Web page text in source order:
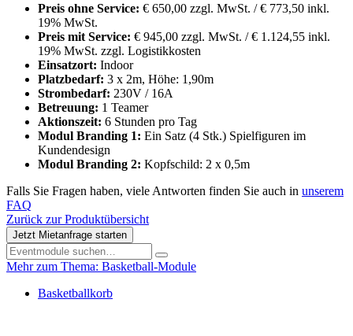
Preis ohne Service: € 650,00 zzgl. MwSt. / € 773,50 inkl.
19% MwSt.
Preis mit Service: € 945,00 zzgl. MwSt. / € 1.124,55 inkl.
19% MwSt. zzgl. Logistikkosten
Einsatzort: Indoor
Platzbedarf: 3 x 2m, Höhe: 1,90m
Strombedarf: 230V / 16A
Betreuung: 1 Teamer
Aktionszeit: 6 Stunden pro Tag
Modul Branding 1: Ein Satz (4 Stk.) Spielfiguren im
Kundendesign
Modul Branding 2: Kopfschild: 2 x 0,5m
Falls Sie Fragen haben, viele Antworten finden Sie auch in unserem
FAQ
Zurück zur Produktübersicht
Jetzt Mietanfrage starten
Mehr zum Thema: Basketball-Module
Basketballkorb